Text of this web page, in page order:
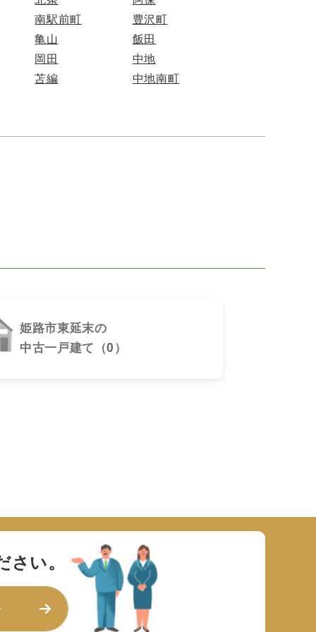
南駅前町
豊沢町
亀山
飯田
岡田
中地
苫編
中地南町
姫路市東延末の
中古一戸建て（0）
い。